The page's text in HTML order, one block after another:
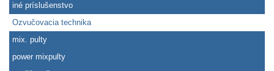
iné príslušenstvo
Ozvučovacia technika
mix. pulty
power mixpulty